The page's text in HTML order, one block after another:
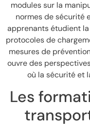
modules sur la
normes de sécurité
apprenants étudient
protocoles de
mesures de
ouvre des
où la sécurité et
Les